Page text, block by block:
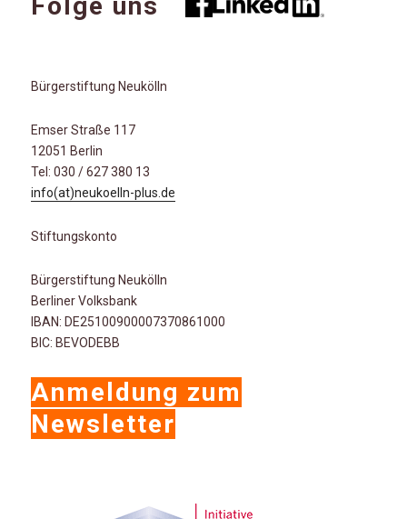
Folge uns
Bürgerstiftung Neukölln
Emser Straße 117
12051 Berlin
Tel: 030 / 627 380 13
info(at)neukoelln-plus.de
Stiftungskonto
Bürgerstiftung Neukölln
Berliner Volksbank
IBAN: DE25100900007370861000
BIC: BEVODEBB
Anmeldung zum
Newsletter